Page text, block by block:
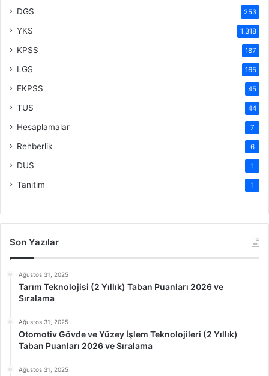
DGS 253
YKS 1.318
KPSS 187
LGS 165
EKPSS 45
TUS 44
Hesaplamalar 7
Rehberlik 6
DUS 1
Tanıtım 1
Son Yazılar
Ağustos 31, 2025
Tarım Teknolojisi (2 Yıllık) Taban Puanları 2026 ve
Sıralama
Ağustos 31, 2025
Otomotiv Gövde ve Yüzey İşlem Teknolojileri (2 Yıllık)
Taban Puanları 2026 ve Sıralama
Ağustos 31, 2025